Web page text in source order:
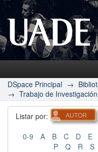
UADE
DSpace Principal →
→ Trabajo de
Listar por:
0-9 A B C D E
P
Q R S